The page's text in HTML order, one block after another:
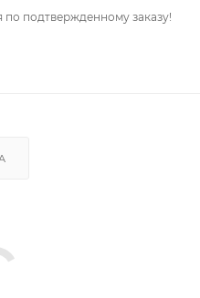
подтвержденному заказу!